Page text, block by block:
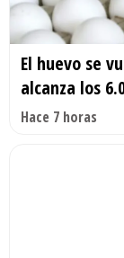
El huevo se
alcanza los
Hace 7 horas